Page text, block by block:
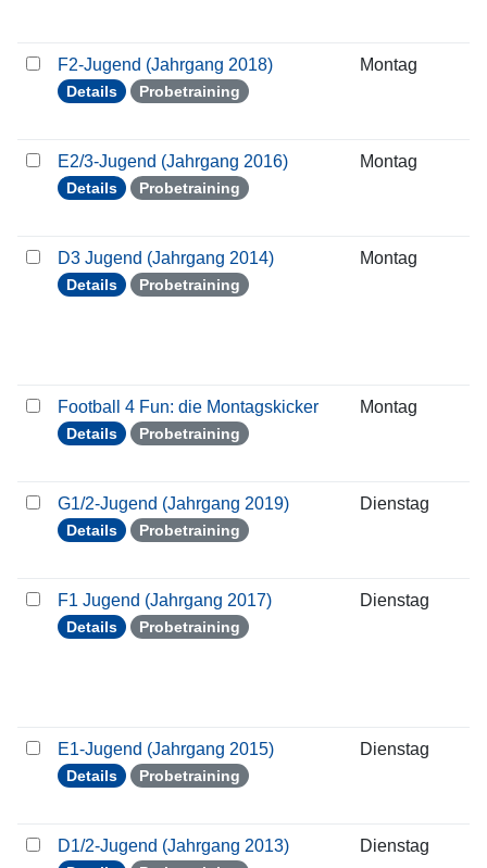
F2-Jugend (Jahrgang 2018)
Details Probetraining
Montag
E2/3-Jugend (Jahrgang 2016)
Details Probetraining
Montag
D3 Jugend (Jahrgang 2014)
Details Probetraining
Montag
Football 4 Fun: die Montagskicker
Details Probetraining
Montag
G1/2-Jugend (Jahrgang 2019)
Details Probetraining
Dienstag
F1 Jugend (Jahrgang 2017)
Details Probetraining
Dienstag
E1-Jugend (Jahrgang 2015)
Details Probetraining
Dienstag
D1/2-Jugend (Jahrgang 2013) Dienstag